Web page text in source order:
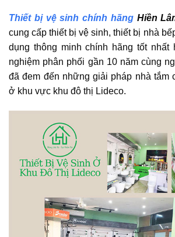
Thiết bị vệ sinh chính hãngHiền
cung cấp thiết bị vệ sinh, thiết bị nhà
dụng thông minh chính hãng tốt nhất
nghiệm phân phối gần 10 năm cùng
đã đem đến những giải pháp nhà tắm
ở khu vực khu đô thị Lideco.